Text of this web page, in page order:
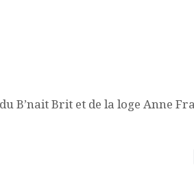
B’nait Brit et de la loge Anne